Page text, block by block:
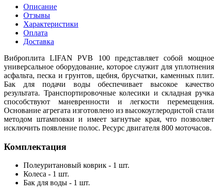
Описание
Отзывы
Характеристики
Оплата
Доставка
Виброплита LIFAN PVB 100 представляет собой мощное
универсальное оборудование, которое служит для уплотнения
асфальта, песка и грунтов, щебня, брусчатки, каменных плит.
Бак для подачи воды обеспечивает высокое качество
результата. Транспортировочные колесики и складная ручка
способствуют маневренности и легкости перемещения.
Основание агрегата изготовлено из высокоуглеродистой стали
методом штамповки и имеет загнутые края, что позволяет
исключить появление полос. Ресурс двигателя 800 моточасов.
Комплектация
Полеуритановый коврик - 1 шт.
Колеса - 1 шт.
Бак для воды - 1 шт.